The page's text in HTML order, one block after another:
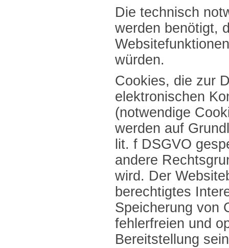
Die technisch
werden benötigt,
würden.
Cookies, die zur
elektronischen
(notwendige
werden auf
lit. f DSGVO
andere
wird. Der
berechtigtes
Speicherung von
fehlerfreien und
Bereitstellung